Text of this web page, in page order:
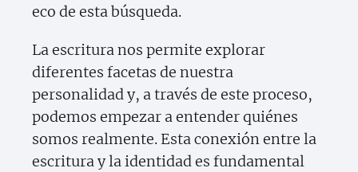
eco de esta búsqueda.
La escritura nos permite explorar
diferentes facetas de nuestra
personalidad y, a través de este proceso,
podemos empezar a entender quiénes
somos realmente. Esta conexión entre la
escritura y la identidad es fundamental